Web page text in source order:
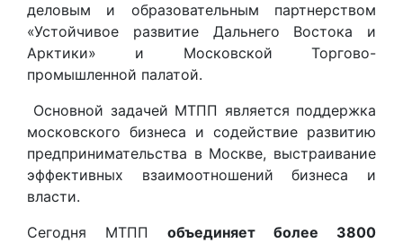
деловым и образовательным партнерством
«Устойчивое развитие Дальнего Востока и
Арктики» и Московской Торгово-
промышленной палатой.
Основной задачей МТПП является поддержка
московского бизнеса и содействие развитию
предпринимательства в Москве, выстраивание
эффективных взаимоотношений бизнеса и
власти.
Сегодня МТПП объединяет более 3800